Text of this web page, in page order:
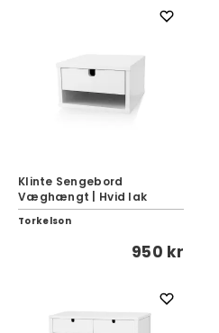
Klinte Sengebord
Væghængt | Hvid lak
Torkelson
950 kr